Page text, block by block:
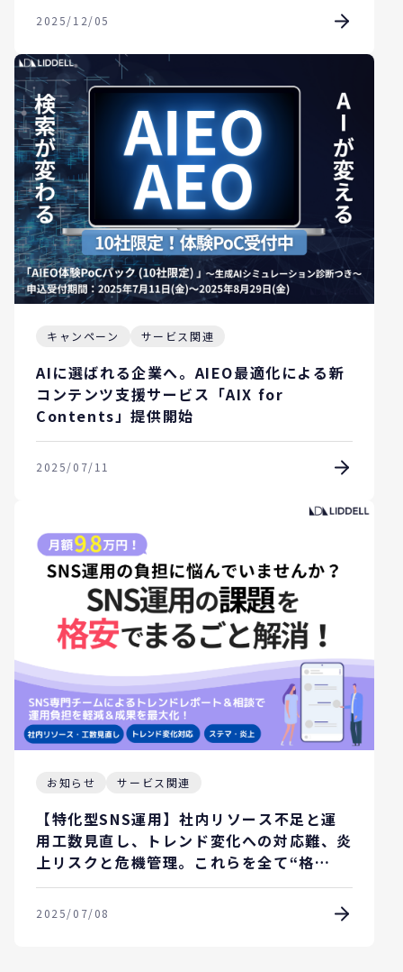
2025/12/05
キャンペーン サービス関連
AIに選ばれる企業へ。AIEO最適化による新
コンテンツ支援サービス「AIX for
Contents」提供開始
2025/07/11
お知らせ サービス関連
【特化型SNS運用】社内リソース不足と運
用工数見直し、トレンド変化への対応難、炎
上リスクと危機管理。これらを全て“格
安”で解消！！！
2025/07/08